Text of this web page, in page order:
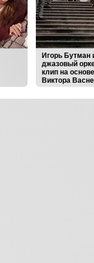
Игорь Бутман
джазовый
клип на
Виктора